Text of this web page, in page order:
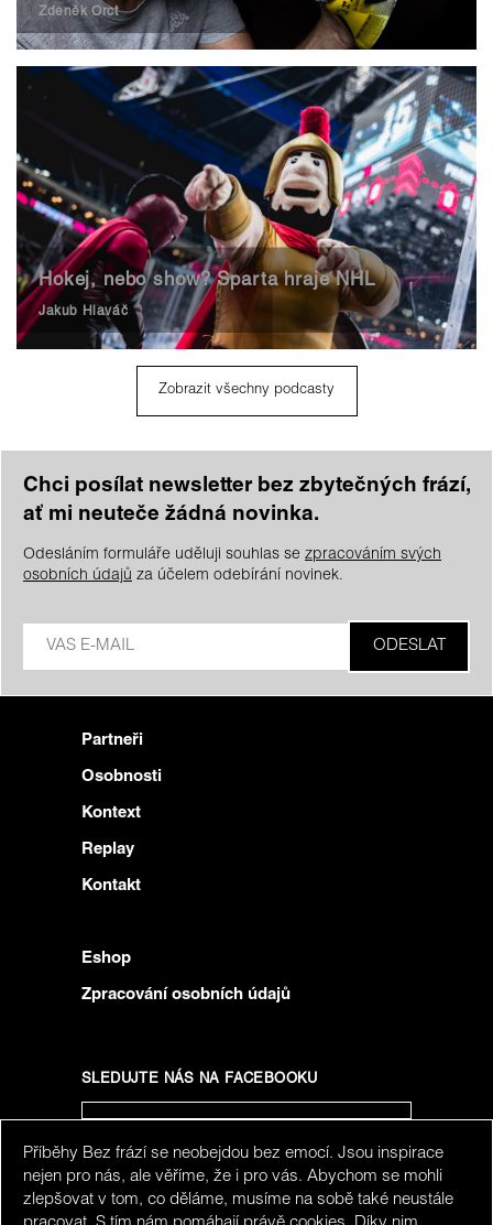
Zdeněk Orct
Hokej, nebo show? Sparta hraje NHL
Jakub Hlaváč
Zobrazit všechny podcasty
Chci posílat newsletter bez zbytečných frází,
ať mi neuteče žádná novinka.
Odesláním formuláře uděluji souhlas se zpracováním svých
osobních údajů za účelem odebírání novinek.
Partneři
Osobnosti
Kontext
Replay
Kontakt
Eshop
Zpracování osobních údajů
SLEDUJTE NÁS NA FACEBOOKU
SLEDUJTE NÁS NA INSTAGRAMU
Příběhy Bez frází se neobejdou bez emocí. Jsou inspirace
nejen pro nás, ale věříme, že i pro vás. Abychom se mohli
zlepšovat v tom, co děláme, musíme na sobě také neustále